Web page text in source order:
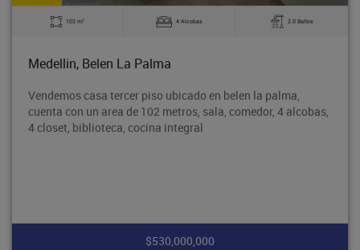
102 m2 4 Alcobas 2.0 Baños
Medellin, Belen La Palma
Vendemos casa tercer piso ubicado en belen la palma,
cuenta con un area de 102 metros, sala, comedor, 4 alcobas,
4 closet, biblioteca, cocina integral
$530,000,000